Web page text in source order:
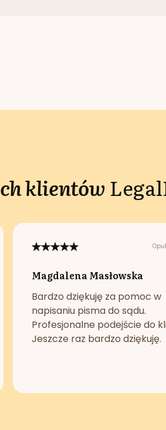
klientów
Magdalena Masłowska
Bardzo dziękuję za pomoc w
napisaniu pisma do sądu.
Profesjonalne podejście do
Jeszcze raz bardzo dziękuję.